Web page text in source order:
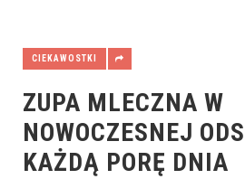
CIEKAWOSTKI
ZUPA MLECZNA W
NOWOCZESNEJ
KAŻDĄ PORĘ DNIA